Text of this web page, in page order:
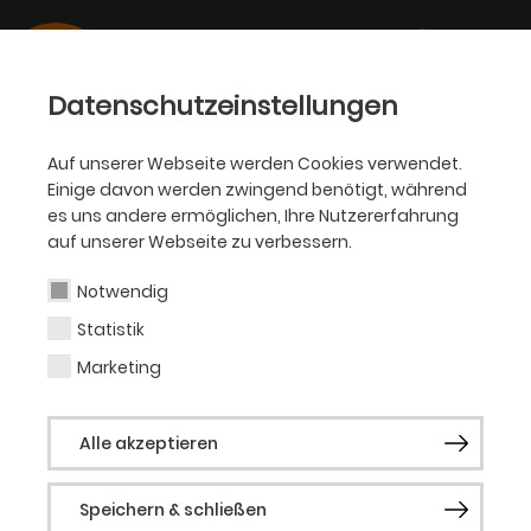
Datenschutzeinstellungen
Auf unserer Webseite werden Cookies verwendet.
Einige davon werden zwingend benötigt, während
es uns andere ermöglichen, Ihre Nutzererfahrung
auf unserer Webseite zu verbessern.
Notwendig
Statistik
Marketing
Alle akzeptieren
Speichern & schließen
PHILHARMONIKER
Lucie Leguay
Dirigentin (Gast)
Die französische Dirigentin Lucie Leguay
gehört zu den interessantesten jungen
Dirigentinnen und stand bereits am Pult
von zahlreichen großen deutschen und